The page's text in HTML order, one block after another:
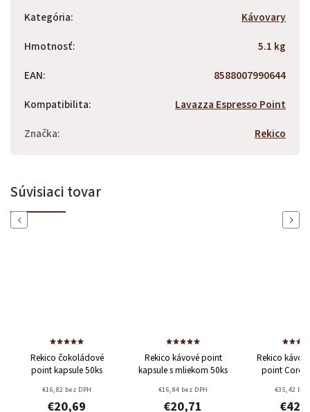
Kategória:
Kávovary
Hmotnosť:
5.1 kg
EAN:
8588007990644
Kompatibilita:
Lavazza Espresso Point
Značka: Rekico
Súvisiaci tovar
Previous
Rekico čokoládové
point kapsule 50ks
€16,82 bez DPH
€20,69
Rekico kávové point
kapsule s mliekom 50ks
€16,84 bez DPH
€20,71
Rekico
point
€35,42 bez
Next
Odoslať